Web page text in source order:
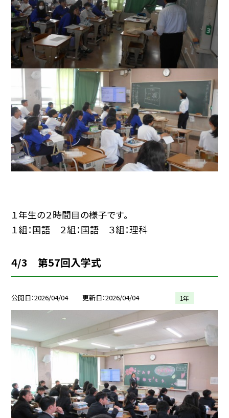
１年生の２時間目の様子です。
１組：国語 ２組：国語 ３組：理科
4/3 第57回入学式
公開日 2026/04/04 更新日 2026/04/04 1年